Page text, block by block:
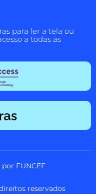
para ler a tela ou
a todas as
FUNCEF
reservados